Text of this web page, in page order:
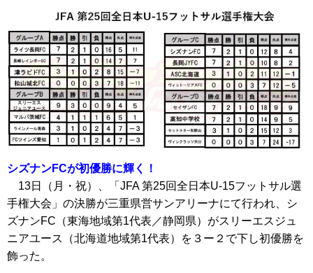
シズナンFCが初優勝に輝く！
13日（月・祝）、「JFA 第25回全日本U-15フットサル選
手権大会」の決勝が三重県営サンアリーナにて行われ、シ
ズナンFC（東海地域第1代表／静岡県）がスリーエスジュ
ニアユース（北海道地域第1代表）を３ー２で下し初優勝を
飾った。